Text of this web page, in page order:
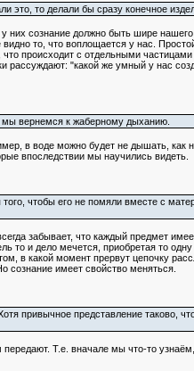
то делали бы сразу конечное
сознание должно быть шире
то, что воплощается у нас.
с отдельными частицами
"какой же умный у нас
мы вернемся к жаберному дыханию.
в воде можно будет не дышать,
впоследствии мы научились видеть.
чтобы его не помяли вместе с
забывает, что каждый предмет
и дело мечется, приобретая то
в какой момент прервут цепочку
сознание имеет свойство меняться.
привычное представление таково,
Т.е. вначале мы что-то